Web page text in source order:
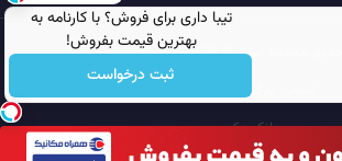
تیبا داری برای فروش؟ با کارنامه به
بهترین قیمت بفروش!
ثبت درخواست
حقوق محفوظ است © 2026
مجله نورگرام
انجمن نورگرام
بانک عکس
سایت هم معنی